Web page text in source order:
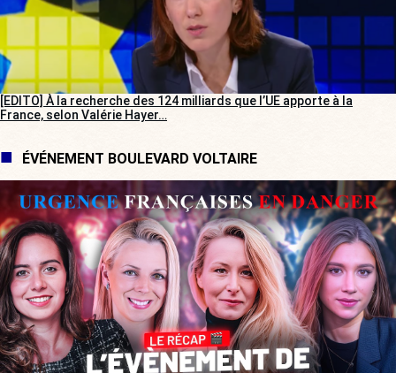
[EDITO] À la recherche des 124 milliards que l’UE apporte à la
France, selon Valérie Hayer…
ÉVÉNEMENT BOULEVARD VOLTAIRE